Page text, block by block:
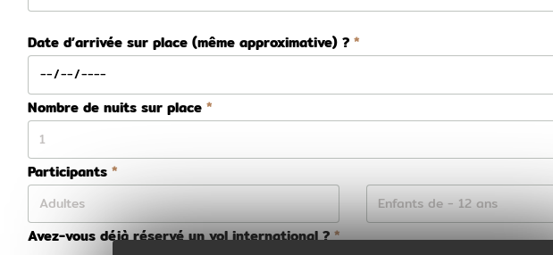
Date d’arrivée sur place (même approximative) ?
Nombre de nuits sur place
Participants
Avez-vous déjà réservé un vol international ?